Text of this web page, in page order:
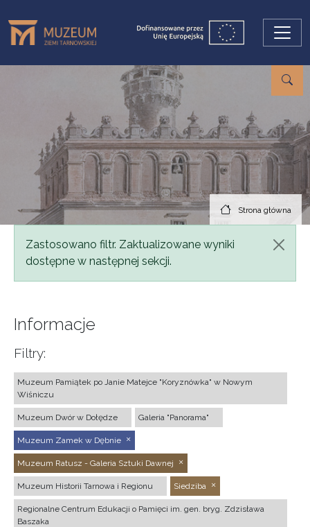
Strona główna
Komunikat
Zastosowano filtr. Zaktualizowane wyniki
dostępne w następnej sekcji.
Informacje
Filtry:
Muzeum Pamiątek po Janie Matejce "Koryznówka" w Nowym
Wiśniczu
Muzeum Dwór w Dołędze Galeria "Panorama"
Muzeum Zamek w Dębnie
Muzeum Ratusz - Galeria Sztuki Dawnej
Muzeum Historii Tarnowa i Regionu Siedziba
Regionalne Centrum Edukacji o Pamięci im. gen. bryg. Zdzisława
Baszaka